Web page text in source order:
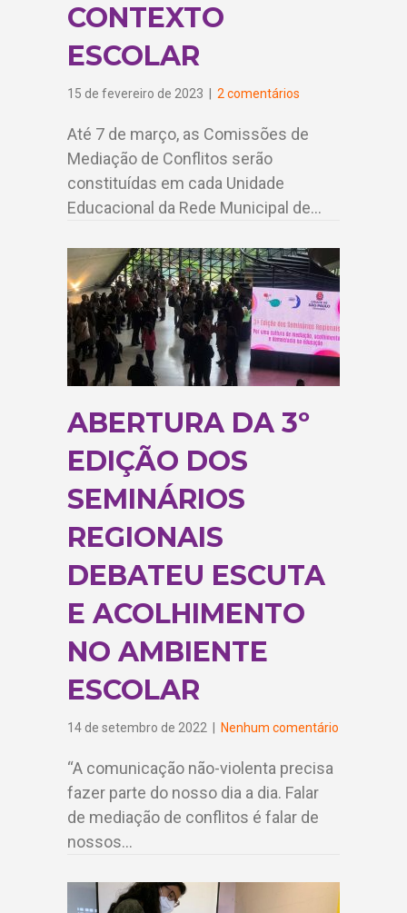
CONTEXTO
ESCOLAR
15 de fevereiro de 2023 2 comentários
Até 7 de março, as Comissões de
Mediação de Conflitos serão
constituídas em cada Unidade
Educacional da Rede Municipal de…
ABERTURA DA 3º
EDIÇÃO DOS
SEMINÁRIOS
REGIONAIS
DEBATEU ESCUTA
E ACOLHIMENTO
NO AMBIENTE
ESCOLAR
14 de setembro de 2022 Nenhum comentário
“A comunicação não-violenta precisa
fazer parte do nosso dia a dia. Falar
de mediação de conflitos é falar de
nossos…